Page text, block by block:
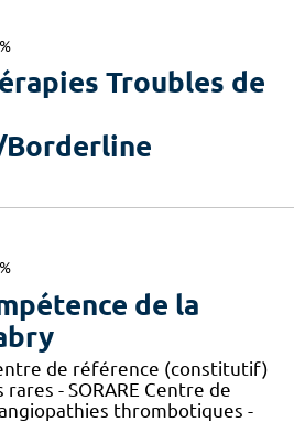
Troubles de
de la
de référence (constitutif)
- SORARE Centre de
thrombotiques -